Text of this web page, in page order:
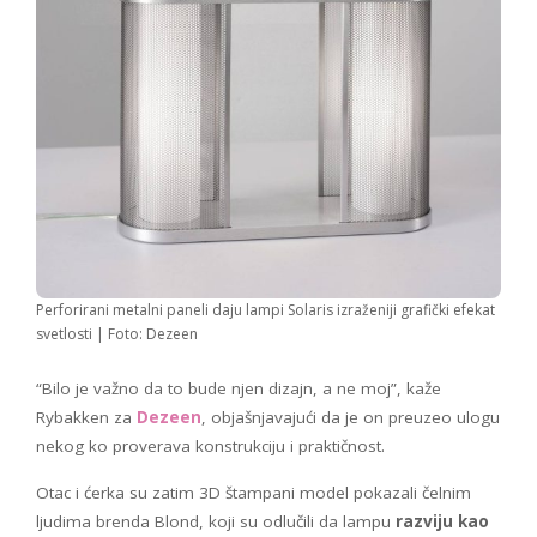
Perforirani metalni paneli daju lampi Solaris izraženiji grafički efekat
svetlosti | Foto: Dezeen
“Bilo je važno da to bude njen dizajn, a ne moj”, kaže
Rybakken za Dezeen , objašnjavajući da je on preuzeo ulogu
nekog ko proverava konstrukciju i praktičnost.
Otac i ćerka su zatim 3D štampani model pokazali čelnim
ljudima brenda Blond, koji su odlučili da lampu razviju kao